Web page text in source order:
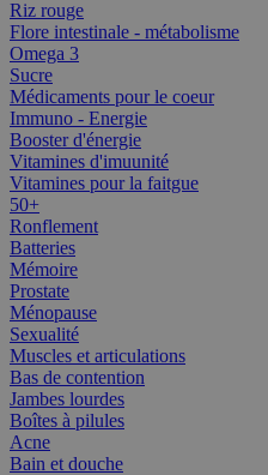
Riz rouge
Flore intestinale - métabolisme
Omega 3
Sucre
Médicaments pour le coeur
Immuno - Energie
Booster d'énergie
Vitamines d'imuunité
Vitamines pour la faitgue
50+
Ronflement
Batteries
Mémoire
Prostate
Ménopause
Sexualité
Muscles et articulations
Bas de contention
Jambes lourdes
Boîtes à pilules
Acne
Bain et douche